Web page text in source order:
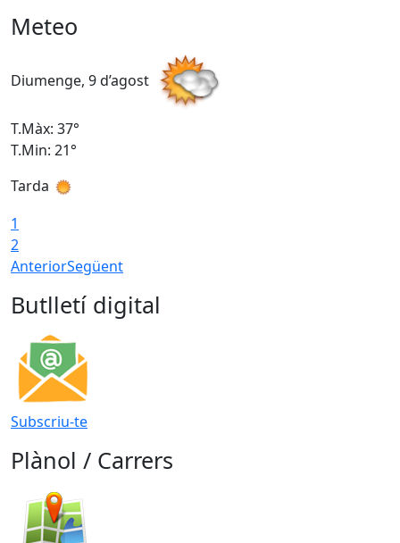
Meteo
Diumenge, 9 d’agost
T.Màx: 37°
T.Min: 21°
Tarda
1
2
AnteriorSegüent
Butlletí digital
Subscriu-te
Plànol / Carrers